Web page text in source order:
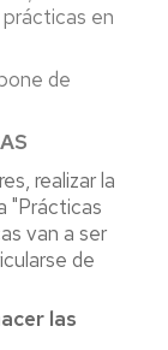
en
de
realizar la
"Prácticas
van a ser
de
las